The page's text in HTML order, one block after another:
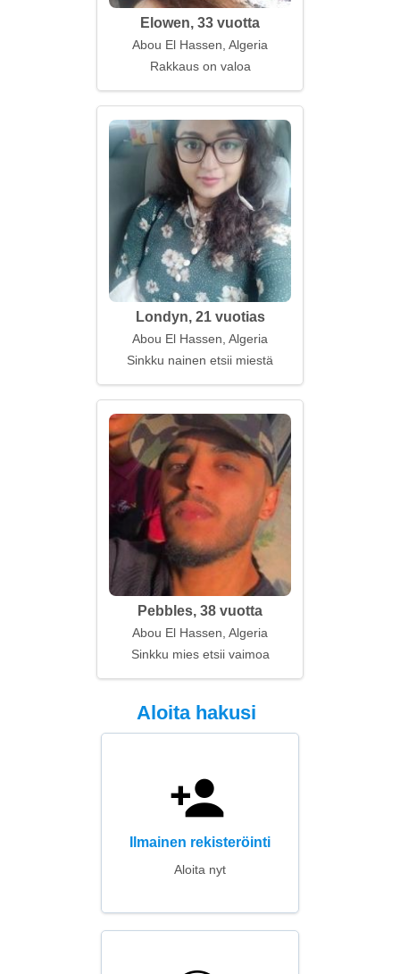
Elowen, 33 vuotta
Abou El Hassen, Algeria
Rakkaus on valoa
Londyn, 21 vuotias
Abou El Hassen, Algeria
Sinkku nainen etsii miestä
Pebbles, 38 vuotta
Abou El Hassen, Algeria
Sinkku mies etsii vaimoa
Aloita hakusi
Ilmainen rekisteröinti
Aloita nyt